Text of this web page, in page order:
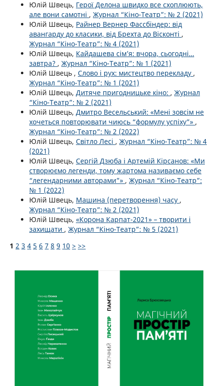
Юлій Швець, Герої Делона швидко все схоплюють,
але вони самотні , Журнал “Кіно-Театр”: № 2 (2021)
Юлій Швець, Райнер Вернер Фассбіндер: від
авангарду до класики, від Брехта до Вісконті ,
Журнал “Кіно-Театр”: № 4 (2021)
Юлій Швець, Кайдашева сім’я: вчора, сьогодні…
завтра? , Журнал “Кіно-Театр”: № 1 (2021)
Юлій Швець , Слово і рух: мистецтво перекладу ,
Журнал “Кіно-Театр”: № 1 (2021)
Юлій Швець, Дитяче пригодницьке кіно: , Журнал
“Кіно-Театр”: № 2 (2021)
Юлій Швець, Дмитро Весельський: «Мені зовсім не
хочеться повторювати чиюсь “формулу успіху”» ,
Журнал “Кіно-Театр”: № 2 (2022)
Юлій Швець, Світло Лесі , Журнал “Кіно-Театр”: № 4
(2021)
Юлій Швець, Сергій Дзюба і Артемій Кірсанов: «Ми
створюємо легенди, тому жартома називаємо себе
“легендарними авторами”» , Журнал “Кіно-Театр”:
№ 1 (2022)
Юлій Швець, Машина (перетворення) часу ,
Журнал “Кіно-Театр”: № 2 (2021)
Юлій Швець, «Корона Карпат-2021» – творити і
захищати , Журнал “Кіно-Театр”: № 5 (2021)
1 2 3 4 5 6 7 8 9 10 > >>